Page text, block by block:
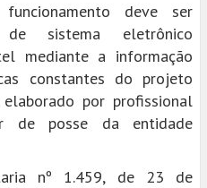
deve ser
sistema eletrônico
mediante a informação
constantes do projeto
por profissional
de posse da entidade
nº 1.459, de 23 de